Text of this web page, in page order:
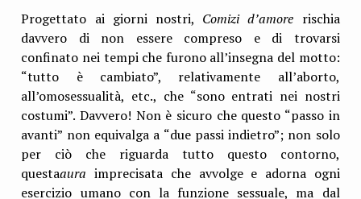
Progettato ai giorni nostri, Comizi d’amore rischia
davvero di non essere compreso e di trovarsi
confinato nei tempi che furono all’insegna del motto:
“tutto è cambiato”, relativamente all’aborto,
all’omosessualità, etc., che “sono entrati nei nostri
costumi”. Davvero! Non è sicuro che questo “passo in
avanti” non equivalga a “due passi indietro”; non solo
per ciò che riguarda tutto questo contorno,
questaaura imprecisata che avvolge e adorna ogni
esercizio umano con la funzione sessuale, ma dal